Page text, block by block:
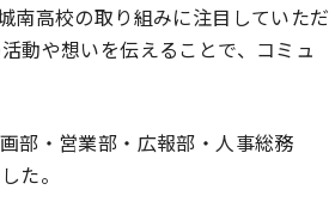
南高校の取り組みに注目していただ
動や想いを伝えることで、コミュ
部・営業部・広報部・人事総務
た。